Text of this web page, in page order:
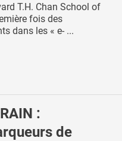
T.H. Chan School of
fois des
dans les « e- ...
:
de